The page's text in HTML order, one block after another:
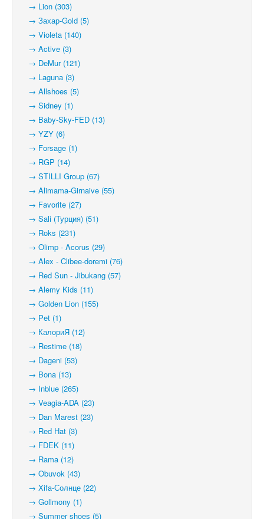
→ Lion (303)
→ Захар-Gold (5)
→ Violeta (140)
→ Active (3)
→ DeMur (121)
→ Laguna (3)
→ Allshoes (5)
→ Sidney (1)
→ Baby-Sky-FED (13)
→ YZY (6)
→ Forsage (1)
→ RGP (14)
→ STILLI Group (67)
→ Alimama-Girnaive (55)
→ Favorite (27)
→ Sali (Турция) (51)
→ Roks (231)
→ Olimp - Acorus (29)
→ Alex - Clibee-doremi (76)
→ Red Sun - Jibukang (57)
→ Alemy Kids (11)
→ Golden Lion (155)
→ Pet (1)
→ КалориЯ (12)
→ Restime (18)
→ Dageni (53)
→ Bona (13)
→ Inblue (265)
→ Veagia-ADA (23)
→ Dan Marest (23)
→ Red Hat (3)
→ FDEK (11)
→ Rama (12)
→ Obuvok (43)
→ Xifa-Солнце (22)
→ Gollmony (1)
→ Summer shoes (5)